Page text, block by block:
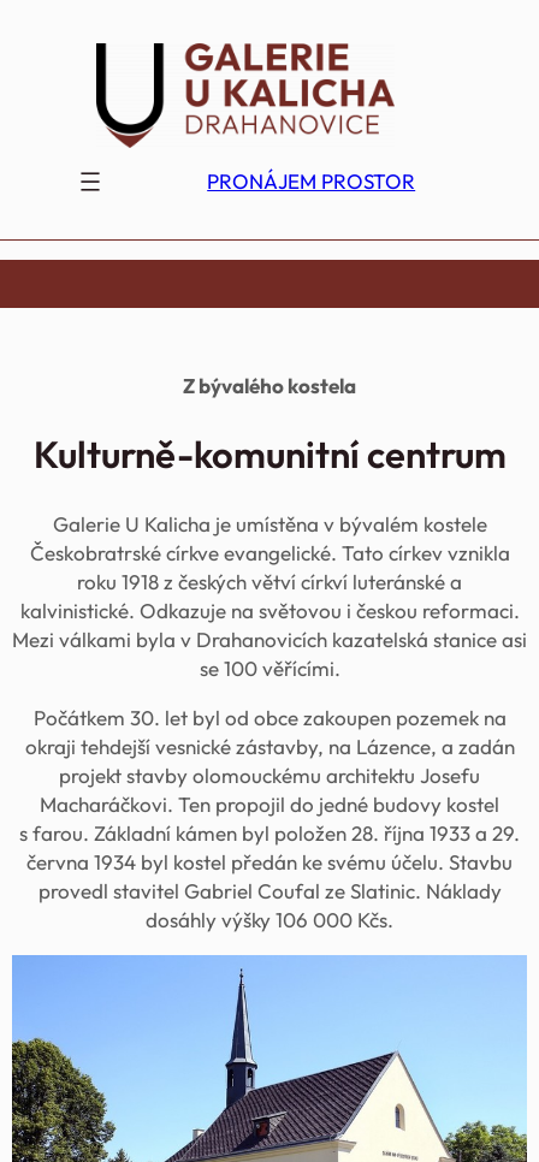
PRONÁJEM PROSTOR
Z bývalého kostela
Kulturně-komunitní centrum
Galerie U Kalicha je umístěna v bývalém kostele
Českobratrské církve evangelické. Tato církev vznikla
roku 1918 z českých větví církví luteránské a
kalvinistické. Odkazuje na světovou i českou reformaci.
Mezi válkami byla v Drahanovicích kazatelská stanice asi
se 100 věřícími.
Počátkem 30. let byl od obce zakoupen pozemek na
okraji tehdejší vesnické zástavby, na Lázence, a zadán
projekt stavby olomouckému architektu Josefu
Macharáčkovi. Ten propojil do jedné budovy kostel
s farou. Základní kámen byl položen 28. října 1933 a 29.
června 1934 byl kostel předán ke svému účelu. Stavbu
provedl stavitel Gabriel Coufal ze Slatinic. Náklady
dosáhly výšky 106 000 Kčs.